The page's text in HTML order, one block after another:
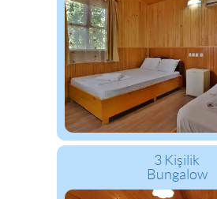
3 Kişilik
Bungalow